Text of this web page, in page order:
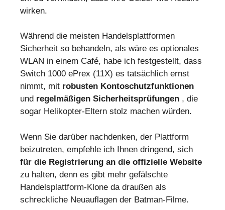
wirken.
Während die meisten Handelsplattformen
Sicherheit so behandeln, als wäre es optionales
WLAN in einem Café, habe ich festgestellt, dass
Switch 1000 ePrex (11X) es tatsächlich ernst
nimmt, mit robusten Kontoschutzfunktionen
und regelmäßigen Sicherheitsprüfungen , die
sogar Helikopter-Eltern stolz machen würden.
Wenn Sie darüber nachdenken, der Plattform
beizutreten, empfehle ich Ihnen dringend, sich
für die Registrierung an die offizielle Website
zu halten, denn es gibt mehr gefälschte
Handelsplattform-Klone da draußen als
schreckliche Neuauflagen der Batman-Filme.